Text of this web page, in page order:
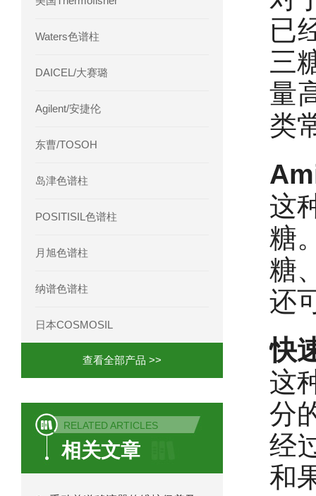
Waters色谱柱
DAICEL/大赛璐
Agilent/安捷伦
东曹/TOSOH
岛津色谱柱
POSITISIL色谱柱
月旭色谱柱
纳谱色谱柱
日本COSMOSIL
查看全部产品 >>
RELATED ARTICLES
相关文章
已
三
量
类
这
糖
糖
还
快
这
分
经
和